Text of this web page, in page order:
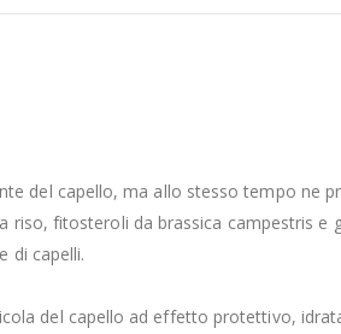
del capello, ma allo stesso tempo ne
fitosteroli da brassica campestris e
di capelli.
del capello ad effetto protettivo,